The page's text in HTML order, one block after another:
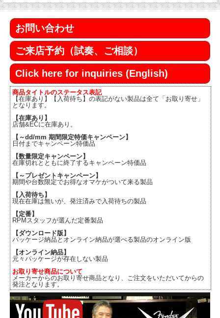
お問い合わせ
ご来店予約（試奏、ご相談）
Click here for inquiries (English)
商品タイトルのステータス表記
【在庫あり】【入荷待ち】の表記がない製品は全て「お取り寄せ」
となります。
【在庫あり】
店舗&ECに在庫あり。
【～dd/mm 期間限定特価キャンペーン】
日付までキャンペーン特価品
【数量限定キャンペーン】
在庫切れとともに終了するキャンペーン特価品
【～プレゼントキャンペーン】
期間や台数限定でお得なオマケがついて来る製品
【入荷待ち】
現在在庫は無いが、発注済みで入荷待ちの製品
【定番】
RPMスタッフが選んだ定番製品
【ダウンロード版】
パッケージ納品とオンライン納品が選べる製品のオンライン版
【オンライン納品】
元々パッケージが存在しない製品
お取り寄せ商品について
メーカーからのお取り寄せ商品となり、ご注文をいただいてからの
発注となります。